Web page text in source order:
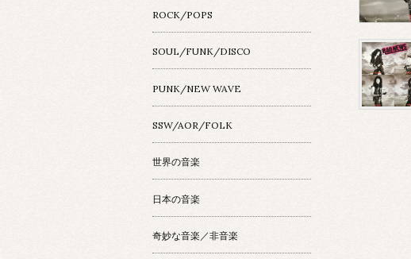
ROCK/POPS
SOUL/FUNK/DISCO
PUNK/NEW WAVE
SSW/AOR/FOLK
世界の音楽
日本の音楽
奇妙な音楽／非音楽